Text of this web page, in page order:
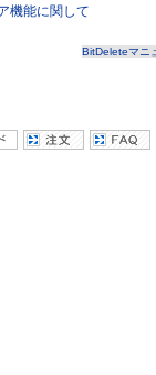
機能に関して
BitDeleteマニ